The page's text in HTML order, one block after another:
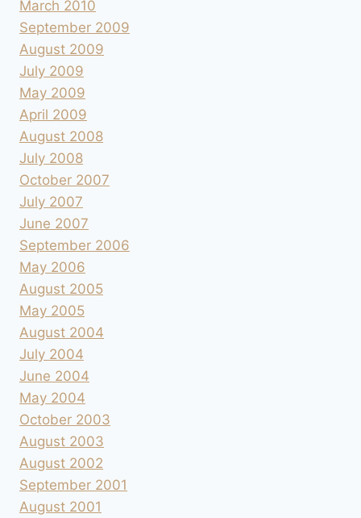
March 2010
September 2009
August 2009
July 2009
May 2009
April 2009
August 2008
July 2008
October 2007
July 2007
June 2007
September 2006
May 2006
August 2005
May 2005
August 2004
July 2004
June 2004
May 2004
October 2003
August 2003
August 2002
September 2001
August 2001